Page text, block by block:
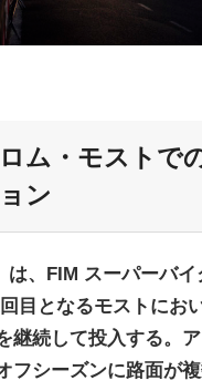
ム・モストで
ン
は、FIM スーパーバイ
目となるモストにお
継続して投入する。
フシーズンに路面が